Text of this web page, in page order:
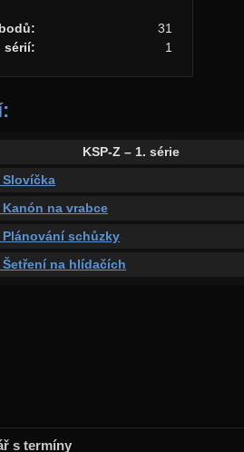
31
sérií:
1
KSP-Z – 1. série
Slovíčka
Kanón na vrabce
Plánování schůzky
Šetření na hlídačích
s termíny